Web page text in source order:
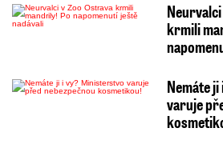
krmili
Nemáte
varuje